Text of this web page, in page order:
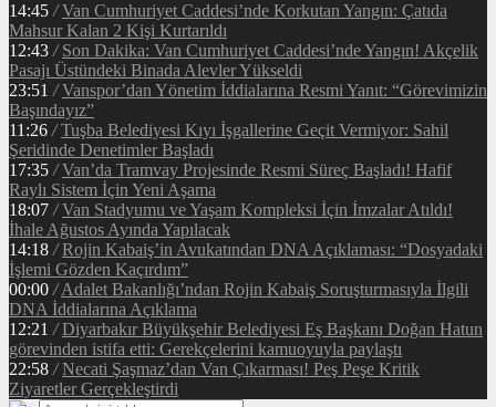
14:45 / Van Cumhuriyet Caddesi’nde Korkutan Yangın: Çatıda
Mahsur Kalan 2 Kişi Kurtarıldı
12:43 / Son Dakika: Van Cumhuriyet Caddesi’nde Yangın! Akçelik
Pasajı Üstündeki Binada Alevler Yükseldi
23:51 / Vanspor’dan Yönetim İddialarına Resmi Yanıt: “Görevimizin
Başındayız”
11:26 / Tuşba Belediyesi Kıyı İşgallerine Geçit Vermiyor: Sahil
Şeridinde Denetimler Başladı
17:35 / Van’da Tramvay Projesinde Resmi Süreç Başladı! Hafif
Raylı Sistem İçin Yeni Aşama
18:07 / Van Stadyumu ve Yaşam Kompleksi İçin İmzalar Atıldı!
İhale Ağustos Ayında Yapılacak
14:18 / Rojin Kabaiş’in Avukatından DNA Açıklaması: “Dosyadaki
İşlemi Gözden Kaçırdım”
00:00 / Adalet Bakanlığı’ndan Rojin Kabaiş Soruşturmasıyla İlgili
DNA İddialarına Açıklama
12:21 / Diyarbakır Büyükşehir Belediyesi Eş Başkanı Doğan Hatun
görevinden istifa etti: Gerekçelerini kamuoyuyla paylaştı
22:58 / Necati Şaşmaz’dan Van Çıkarması! Peş Peşe Kritik
Ziyaretler Gerçekleştirdi